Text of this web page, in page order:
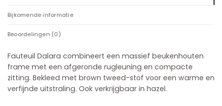
Bijkomende informatie
Beoordelingen (0)
Fauteuil Dalara combineert een massief beukenhouten
frame met een afgeronde rugleuning en compacte
zitting. Bekleed met brown tweed-stof voor een warme en
verfijnde uitstraling. Ook verkrijgbaar in hazel.